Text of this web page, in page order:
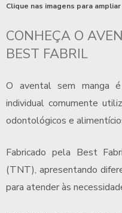
Clique nas imagens para ampliar
CONHEÇA O
BEST FABRIL
O avental sem manga
individual comumente
odontológicos e
Fabricado pela Best
(TNT), apresentando
para atender às